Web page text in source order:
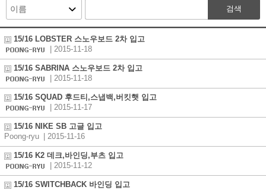
검색
15/16 LOBSTER 스노우보드 2차 입고
| 2015-11-18
15/16 SABRINA 스노우보드 2차 입고
| 2015-11-18
15/16 SQUAD 후드티,스냅백,버킷햇 입고
| 2015-11-17
15/16 NIKE SB 고글 입고
Poong-ryu
| 2015-11-16
15/16 K2 데크,바인딩,부츠 입고
| 2015-11-12
15/16 SWITCHBACK 바인딩 입고